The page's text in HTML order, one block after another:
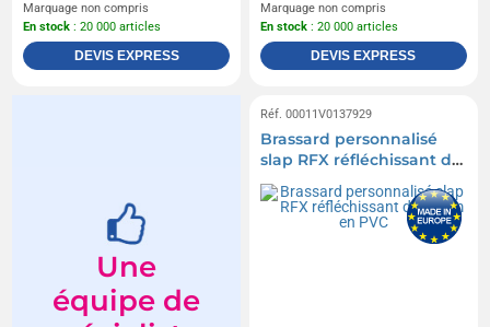
Marquage non compris
En stock : 20 000 articles
DEVIS EXPRESS
Marquage non compris
En stock : 20 000 articles
DEVIS EXPRESS
Une
équipe de
Réf. 00011V0137929
Brassard personnalisé
slap RFX réfléchissant de
34 cm en PVC